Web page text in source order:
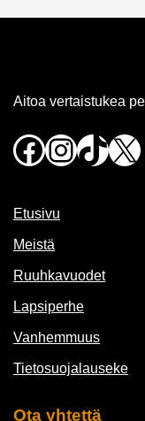
Aitoa vertaistukea
Facebook
Instagram
TikTok
X
Etusivu
Meistä
Ruuhkavuodet
Lapsiperhe
Vanhemmuus
Tietosuojalauseke
Ota yhtettä